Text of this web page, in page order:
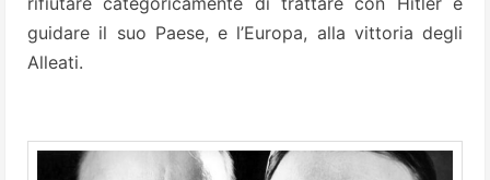
guidare il suo Paese, e l’Europa, alla vittoria degli
Alleati.